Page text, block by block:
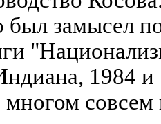
был замысел
1984 и
многом